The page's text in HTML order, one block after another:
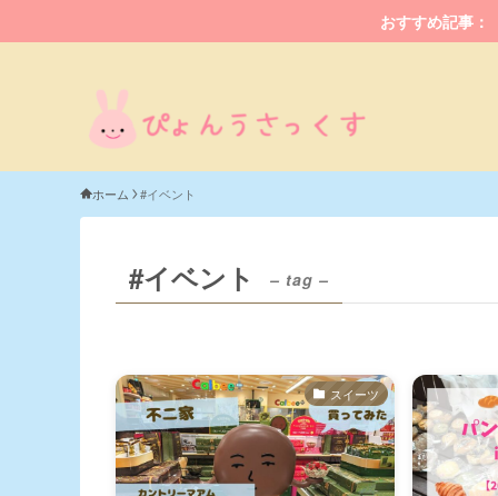
おすすめ記事：
ホーム #イベント
#イベント – tag –
スイーツ